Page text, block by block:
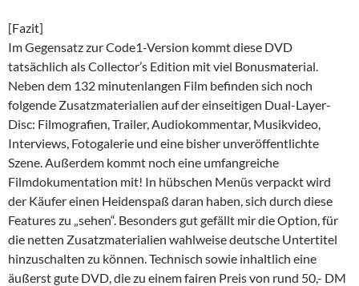
[Fazit]
Im Gegensatz zur Code1-Version kommt diese DVD
tatsächlich als Collector’s Edition mit viel Bonusmaterial.
Neben dem 132 minutenlangen Film befinden sich noch
folgende Zusatzmaterialien auf der einseitigen Dual-Layer-
Disc: Filmografien, Trailer, Audiokommentar, Musikvideo,
Interviews, Fotogalerie und eine bisher unveröffentlichte
Szene. Außerdem kommt noch eine umfangreiche
Filmdokumentation mit! In hübschen Menüs verpackt wird
der Käufer einen Heidenspaß daran haben, sich durch diese
Features zu „sehen“. Besonders gut gefällt mir die Option, für
die netten Zusatzmaterialien wahlweise deutsche Untertitel
hinzuschalten zu können. Technisch sowie inhaltlich eine
äußerst gute DVD, die zu einem fairen Preis von rund 50,- DM